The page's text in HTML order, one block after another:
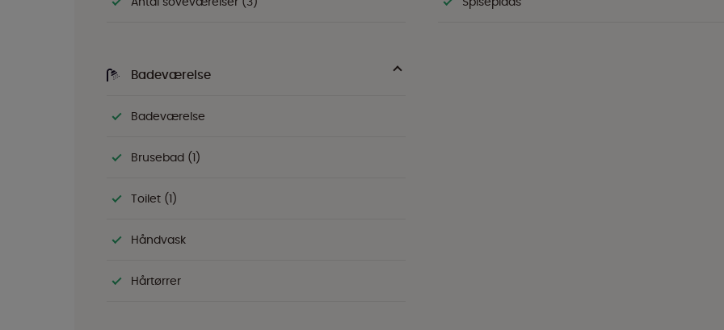
Badeværelse
Badeværelse
Brusebad (1)
Toilet (1)
Håndvask
Hårtørrer